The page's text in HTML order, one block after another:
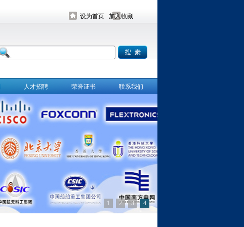
设为首页 加入收藏
人才招聘 荣誉证书 联系我们
1 2 3 4